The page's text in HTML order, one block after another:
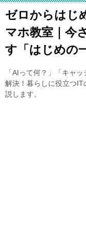
ゼロからはじ
マホ教室｜今
す「はじめの
「AIって何？」「キャ
解決！暮らしに役立つ
説します。